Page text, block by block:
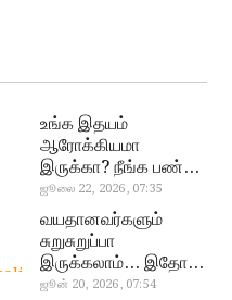
உங்க இதயம்
ஆரோக்கியமா
இருக்கா? நீங்க பண்ண
வேண்டிய எளிய 5
டெஸ்ட்!
ஜூலை 22, 2026, 07:35
வயதானவர்களும்
சுறுசுறுப்பா
இருக்கலாம்… இதோ
சூப்பர் உணவுகள்!
ஜூன் 20, 2026, 07:54